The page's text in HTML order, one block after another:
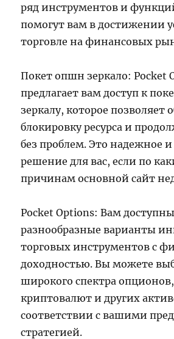
ряд инструментов и
помогут вам в достижении
торговле на финансовых
Покет опшн зеркало: Pocket
предлагает вам доступ к
зеркалу, которое позволяет
блокировку ресурса и
без проблем. Это надежное и
решение для вас, если по
причинам основной сайт
Pocket Options: Вам доступны
разнообразные варианты
торговых инструментов с
доходностью. Вы можете
широкого спектра
криптовалют и других
соответствии с вашими
стратегией.